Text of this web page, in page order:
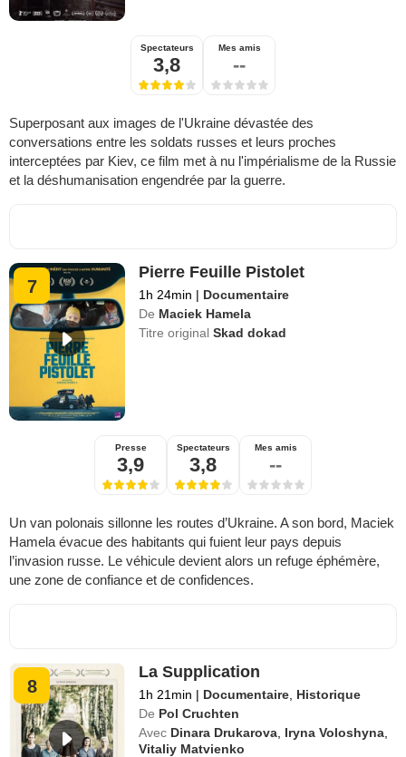
Spectateurs
3,8
Mes amis
--
Superposant aux images de l'Ukraine dévastée des
conversations entre les soldats russes et leurs proches
interceptées par Kiev, ce film met à nu l'impérialisme de la Russie
et la déshumanisation engendrée par la guerre.
7
Pierre Feuille Pistolet
1h 24min | Documentaire
De Maciek Hamela
Titre originalSkad dokad
Presse
3,9
Spectateurs
3,8
Mes amis
--
Un van polonais sillonne les routes d’Ukraine. A son bord, Maciek
Hamela évacue des habitants qui fuient leur pays depuis
l’invasion russe. Le véhicule devient alors un refuge éphémère,
une zone de confiance et de confidences.
8
La Supplication
1h 21min | Documentaire Historique
De Pol Cruchten
Avec Dinara Drukarova Iryna Voloshyna
Vitaliy Matvienko